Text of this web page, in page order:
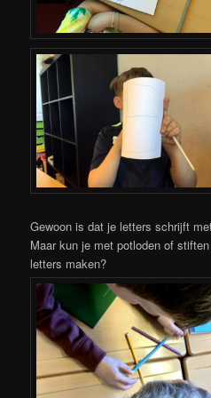
Gewoon is dat je letters schrijft
Maar kun je met potloden of
letters maken?